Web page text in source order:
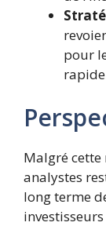
pour
Malgré cette
analystes
long terme
investisseurs